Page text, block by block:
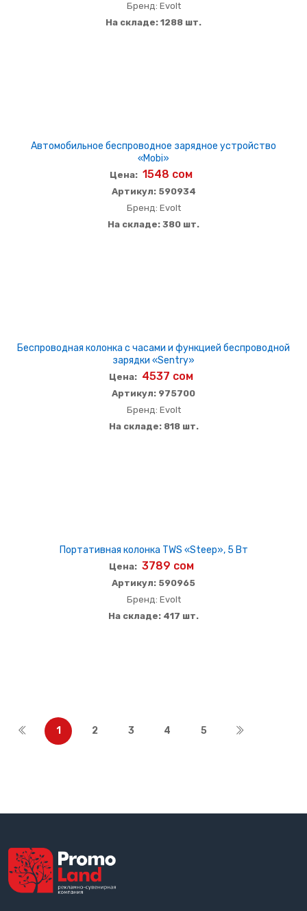
Бренд: Evolt
На складе: 1288 шт.
Автомобильное беспроводное зарядное устройство
«Mobi»
Цена: 1548 сом
Артикул: 590934
Бренд: Evolt
На складе: 380 шт.
Беспроводная колонка с часами и функцией беспроводной
зарядки «Sentry»
Цена: 4537 сом
Артикул: 975700
Бренд: Evolt
На складе: 818 шт.
Портативная колонка TWS «Steep», 5 Вт
Цена: 3789 сом
Артикул: 590965
Бренд: Evolt
На складе: 417 шт.
1 2 3 4 5